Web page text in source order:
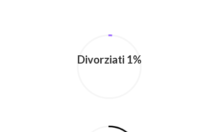
Divorziati 1%